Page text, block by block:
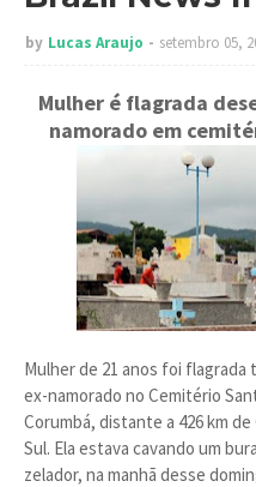
by Lucas Araujo setembro 05,
Mulher é flagrada
namorado em
Mulher de 21 anos foi
ex-namorado no Cemitério
Corumbá, distante a 426 km
Sul. Ela estava cavando um
zelador, na manhã desse